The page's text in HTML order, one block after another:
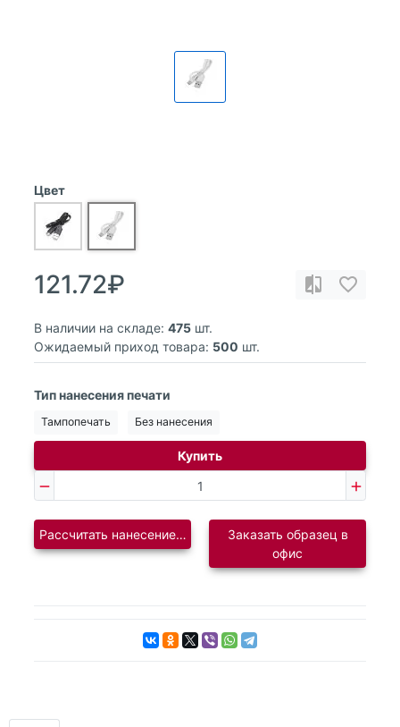
Цвет
121.72₽
В наличии на складе: 475 шт.
Ожидаемый приход товара: 500 шт.
Тип нанесения печати
Тампопечать Без нанесения
Купить
Рассчитать нанесение логотипаЗаказать образец в
офис